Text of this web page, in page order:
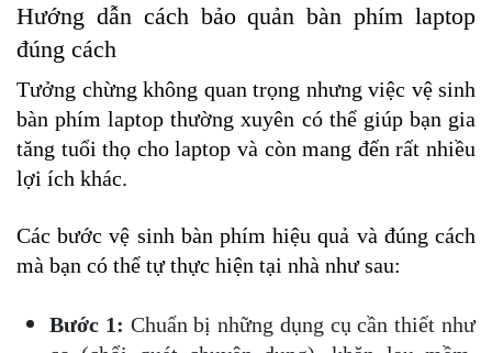
Hướng dẫn cách bảo quản bàn phím laptop
đúng cách
Tưởng chừng không quan trọng nhưng việc vệ sinh
bàn phím laptop thường xuyên có thể giúp bạn gia
tăng tuổi thọ cho laptop và còn mang đến rất nhiều
lợi ích khác.
Các bước vệ sinh bàn phím hiệu quả và đúng cách
mà bạn có thể tự thực hiện tại nhà như sau:
Bước 1: Chuẩn bị những dụng cụ cần thiết như